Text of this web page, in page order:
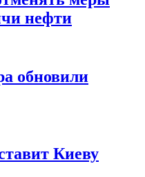
нефти
обновили
Киеву